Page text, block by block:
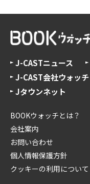
J-CASTニュース
J-CAST会社ウォッチ
Jタウンネット
BOOKウォッチとは？
会社案内
お問い合わせ
個人情報保護方針
クッキーの利用について